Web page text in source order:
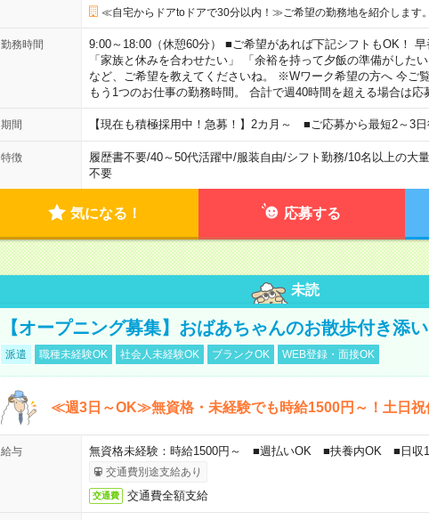
≪自宅からドアtoドアで30分以内！≫ご希望の勤務地を紹介します。
勤務時間
9:00～18:00（休憩60分） ■ご希望があれば下記シフトもOK！
「家族と休みを合わせたい」 「余裕を持って夕飯の準備がした
など、ご希望を教えてくださいね。 ※Wワーク希望の方へ 今ご
もう1つのお仕事の勤務時間。 合計で週40時間を超える場合は応
期間 【現在も積極採用中！急募！】2カ月～ ■ご応募から最短2～3日
特徴 履歴書不要/40～50代活躍中/服装自由/シフト勤務/10名以上の大
不要
気になる！ 応募する
未読
【オープニング募集】おばあちゃんのお散歩付き添
派遣 職種未経験OK 社会人未経験OK ブランクOK WEB登録・面接OK
≪週3日～OK≫無資格・未経験でも時給1500円～！土日祝
給与 無資格未経験：時給1500円～ ■週払いOK ■扶養内OK ■日収1
交通費別途支給あり
交通費 交通費全額支給